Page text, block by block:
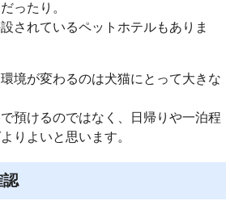
ったり。
されているペットホテルもありま
境が変わるのは犬猫にとって大きな
預けるのではなく、日帰りや一泊程
りよいと思います。
認